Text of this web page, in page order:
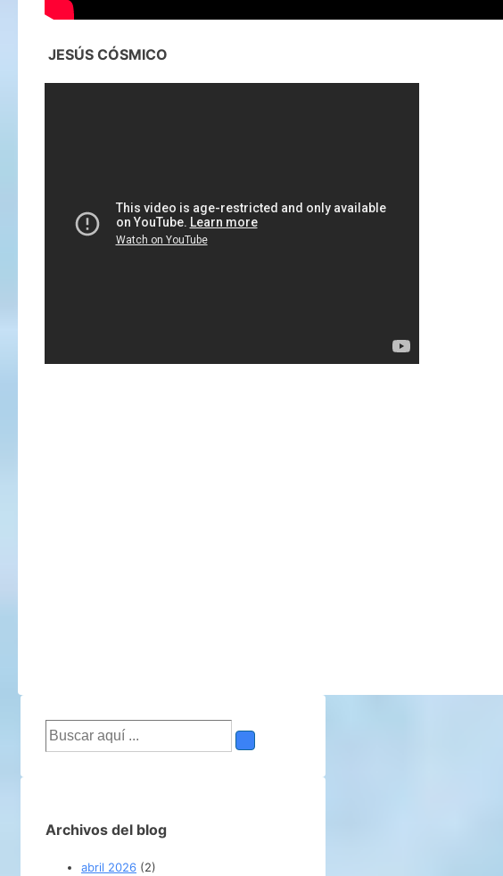
JESÚS CÓSMICO
Buscar
por:
Archivos del blog
abril 2026 (2)